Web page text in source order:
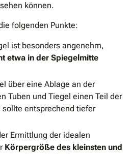
können.
folgenden Punkte:
ist besonders angenehm,
etwa in der Spiegelmitte
über eine Ablage an der
Tuben und Tiegel einen Teil der
sollte entsprechend tiefer
Ermittlung der idealen
Körpergröße des kleinsten und